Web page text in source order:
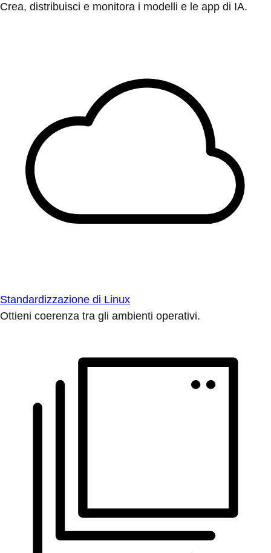
Crea, distribuisci e monitora i modelli e le app di IA.
Standardizzazione di Linux
Ottieni coerenza tra gli ambienti operativi.